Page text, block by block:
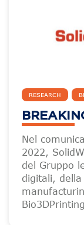
RESEARCH
Nel
2022,
del Gruppo
digitali, della